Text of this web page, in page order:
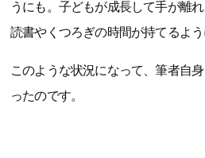
うにも。子どもが成長して手が離
読書やくつろぎの時間が持てるよう
このような状況になって、筆者自
ったのです。